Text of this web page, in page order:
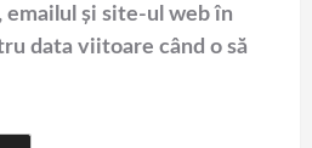
emailul și site-ul web în
data viitoare când o să